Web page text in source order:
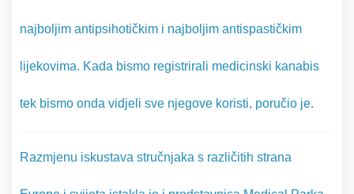
najboljim antipsihotičkim i najboljim antispastičkim
lijekovima. Kada bismo registrirali medicinski kanabis
tek bismo onda vidjeli sve njegove koristi, poručio je.
Razmjenu iskustava stručnjaka s različitih strana